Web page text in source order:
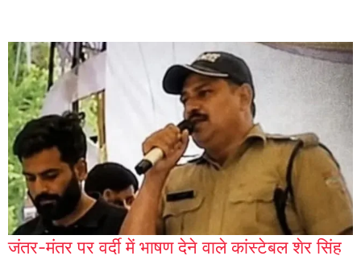
जंतर-मंतर पर वर्दी में भाषण देने वाले कांस्टेबल शेर सिंह